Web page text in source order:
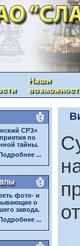
Наши
СРЗ»
по
тайны.
...
фото- и
о
завода.
...